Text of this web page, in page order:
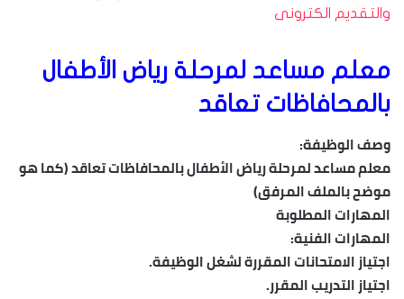
والتقديم الكترونى
معلم مساعد لمرحلة رياض الأطفال
بالمحافاظات تعاقد
وصف الوظيفة:
معلم مساعد لمرحلة رياض الأطفال بالمحافاظات تعاقد (كما هو
موضح بالملف المرفق)
المهارات المطلوبة
المهارات الفنية:
اجتياز الامتحانات المقررة لشغل الوظيفة.
اجتياز التدريب المقرر.